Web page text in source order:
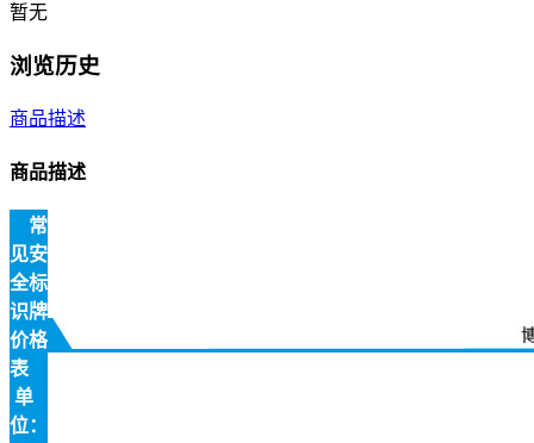
暂无
浏览历史
商品描述
商品描述
常
见安
全标
识牌
价格
表
单
位：